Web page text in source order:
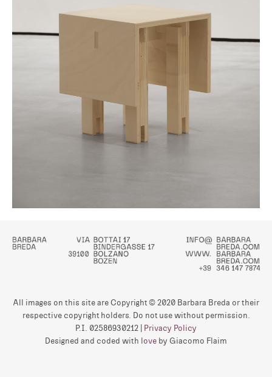
All images on this site are Copyright © 2020 Barbara Breda or their
respective copyright holders. Do not use without permission.
P.I. 02586930212 | Privacy Policy
Designed and coded with love by Giacomo Flaim